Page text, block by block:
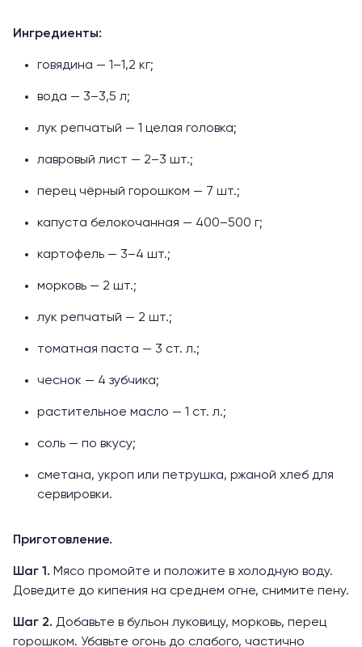
Ингредиенты:
говядина — 1–1,2 кг;
вода — 3–3,5 л;
лук репчатый — 1 целая головка;
лавровый лист — 2–3 шт.;
перец чёрный горошком — 7 шт.;
капуста белокочанная — 400–500 г;
картофель — 3–4 шт.;
морковь — 2 шт.;
лук репчатый — 2 шт.;
томатная паста — 3 ст. л.;
чеснок — 4 зубчика;
растительное масло — 1 ст. л.;
соль — по вкусу;
сметана, укроп или петрушка, ржаной хлеб для
сервировки.
Приготовление.
Шаг 1. Мясо промойте и положите в холодную воду.
Доведите до кипения на среднем огне, снимите пену.
Шаг 2. Добавьте в бульон луковицу, морковь, перец
горошком. Убавьте огонь до слабого, частично